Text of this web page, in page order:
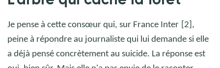
Je pense à cette consœur qui, sur France Inter [2],
peine à répondre au journaliste qui lui demande si elle
a déjà pensé concrètement au suicide. La réponse est